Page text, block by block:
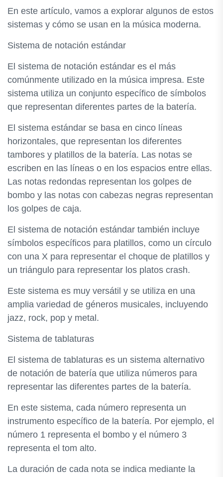
En este artículo, vamos a explorar algunos de estos
sistemas y cómo se usan en la música moderna.
Sistema de notación estándar
El sistema de notación estándar es el más
comúnmente utilizado en la música impresa. Este
sistema utiliza un conjunto específico de símbolos
que representan diferentes partes de la batería.
El sistema estándar se basa en cinco líneas
horizontales, que representan los diferentes
tambores y platillos de la batería. Las notas se
escriben en las líneas o en los espacios entre ellas.
Las notas redondas representan los golpes de
bombo y las notas con cabezas negras representan
los golpes de caja.
El sistema de notación estándar también incluye
símbolos específicos para platillos, como un círculo
con una X para representar el choque de platillos y
un triángulo para representar los platos crash.
Este sistema es muy versátil y se utiliza en una
amplia variedad de géneros musicales, incluyendo
jazz, rock, pop y metal.
Sistema de tablaturas
El sistema de tablaturas es un sistema alternativo
de notación de batería que utiliza números para
representar las diferentes partes de la batería.
En este sistema, cada número representa un
instrumento específico de la batería. Por ejemplo, el
número 1 representa el bombo y el número 3
representa el tom alto.
La duración de cada nota se indica mediante la